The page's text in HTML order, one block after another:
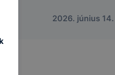
2026. június 14.